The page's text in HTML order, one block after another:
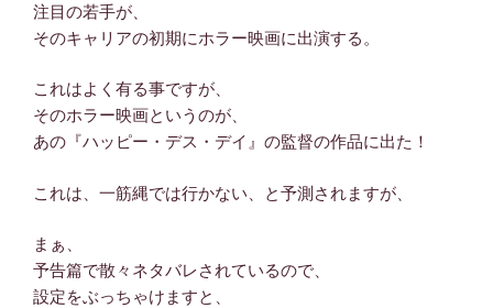
注目の若手が、
そのキャリアの初期にホラー映画に出演する。
これはよく有る事ですが、
そのホラー映画というのが、
あの『ハッピー・デス・デイ』の監督の作品に出た！
これは、一筋縄では行かない、と予測されますが、
まぁ、
予告篇で散々ネタバレされているので、
設定をぶっちゃけますと、